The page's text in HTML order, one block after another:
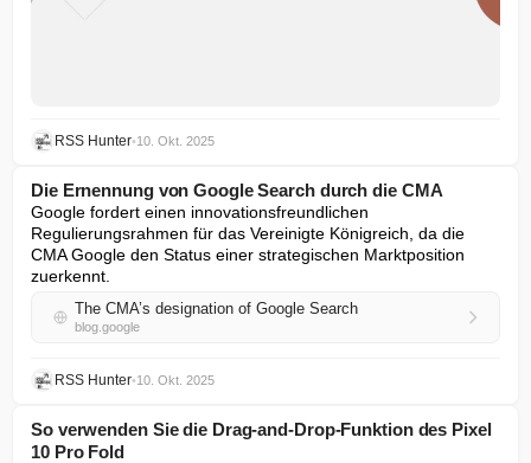
RSS Hunter•10. Okt. 2025
Die Ernennung von Google Search durch die CMA
Google fordert einen innovationsfreundlichen
Regulierungsrahmen für das Vereinigte Königreich, da die
CMA Google den Status einer strategischen Marktposition
zuerkennt.
The CMA’s designation of Google Search
blog.google
RSS Hunter•10. Okt. 2025
So verwenden Sie die Drag-and-Drop-Funktion des Pixel
10 Pro Fold